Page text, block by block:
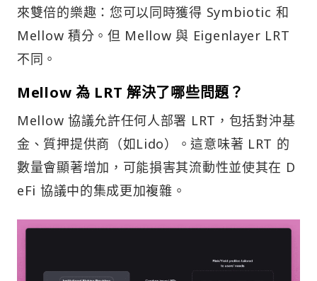
Mellow 積分。但 Mellow 與 Eigenlayer LRT
不同。
Mellow 為 LRT 解決了哪些問題？
Mellow 協議允許任何人部署 LRT，包括對沖基
金、質押提供商（如Lido）。這意味著 LRT 的
數量會顯著增加，可能損害其流動性並使其在 D
eFi 協議中的集成更加複雜。